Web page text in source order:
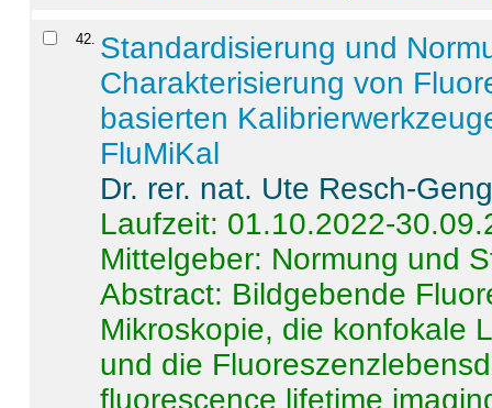
42. Standardisierung und
Charakterisierung von
basierten
FluMiKal
Dr. rer. nat. Ute Resch-
Laufzeit: 01.10.2022-
Mittelgeber: Normung und
Abstract: Bildgebende
Mikroskopie, die konfokale
und die
fluorescence lifetime